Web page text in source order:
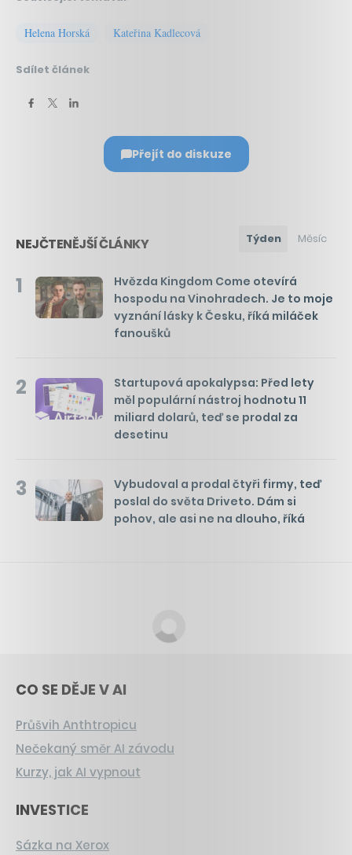
Helena Horská Kateřina Kadlecová
Sdílet článek
Přejít do diskuze
NEJČTENĚJŠÍ ČLÁNKY Týden Měsíc
1
Hvězda Kingdom Come otevírá
hospodu na Vinohradech. Je to moje
vyznání lásky k Česku, říká miláček
fanoušků
2
Startupová apokalypsa: Před lety
měl populární nástroj hodnotu 11
miliard dolarů, teď se prodal za
desetinu
3
Vybudoval a prodal čtyři firmy, teď
poslal do světa Driveto. Dám si
pohov, ale asi ne na dlouho, říká
CO SE DĚJE V AI
Průšvih Anthtropicu
Nečekaný směr AI závodu
Kurzy, jak AI vypnout
INVESTICE
Sázka na Xerox